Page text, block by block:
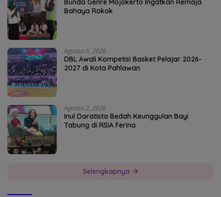
Bunda Genre Mojokerto Ingatkan Remaja
Bahaya Rokok
Agustus 6, 2026
DBL Awali Kompetisi Basket Pelajar 2026-
2027 di Kota Pahlawan
Agustus 2, 2026
Inul Daratista Bedah Keunggulan Bayi
Tabung di RSIA Ferina
Selengkapnya